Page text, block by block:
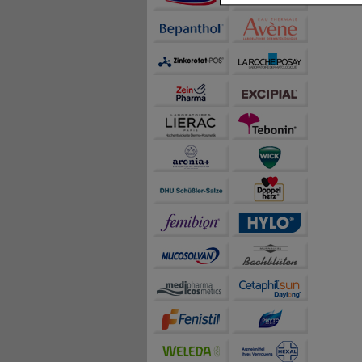
Statistik & Tracking:
sammeln, mit deren
auch die Werbung auf